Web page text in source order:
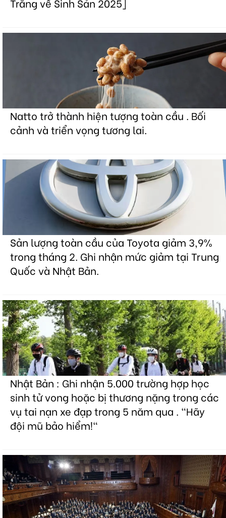
Trắng về Sinh Sản 2025]
Natto trở thành hiện tượng toàn cầu . Bối
cảnh và triển vọng tương lai.
Sản lượng toàn cầu của Toyota giảm 3,9%
trong tháng 2. Ghi nhận mức giảm tại Trung
Quốc và Nhật Bản.
Nhật Bản : Ghi nhận 5.000 trường hợp học
sinh tử vong hoặc bị thương nặng trong các
vụ tai nạn xe đạp trong 5 năm qua . "Hãy
đội mũ bảo hiểm!"